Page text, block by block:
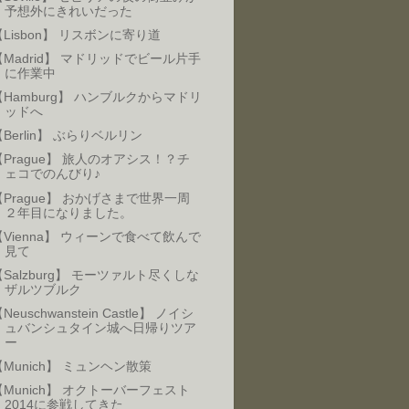
予想外にきれいだった
Lisbon】 リスボンに寄り道
Madrid】 マドリッドでビール片手
に作業中
Hamburg】 ハンブルクからマドリ
ッドへ
Berlin】 ぶらりベルリン
Prague】 旅人のオアシス！？チ
ェコでのんびり♪
Prague】 おかげさまで世界一周
２年目になりました。
Vienna】 ウィーンで食べて飲んで
見て
Salzburg】 モーツァルト尽くしな
ザルツブルク
Neuschwanstein Castle】 ノイシ
ュバンシュタイン城へ日帰りツア
ー
Munich】 ミュンヘン散策
Munich】 オクトーバーフェスト
2014に参戦してきた